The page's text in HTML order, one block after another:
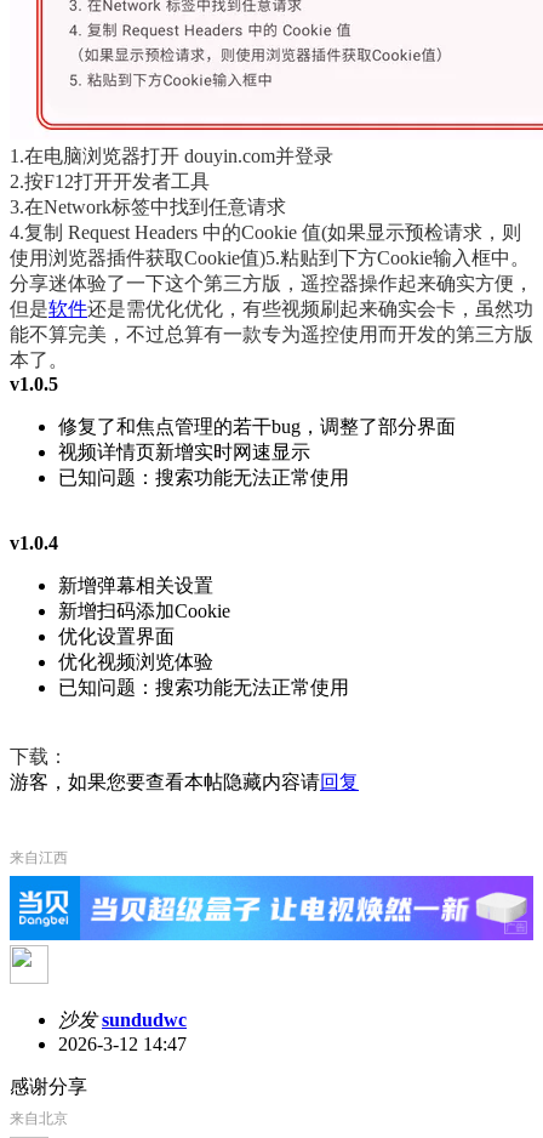
1.在电脑浏览器打开 douyin.com并登录
2.按F12打开开发者工具
3.在Network标签中找到任意请求
4.复制 Request Headers 中的Cookie 值(如果显示预检请求，则
使用浏览器插件获取Cookie值)5.粘贴到下方Cookie输入框中。
分享迷体验了一下这个第三方版，遥控器操作起来确实方便，
但是软件还是需优化优化，有些视频刷起来确实会卡，虽然功
能不算完美，不过总算有一款专为遥控使用而开发的第三方版
本了。
v1.0.5
修复了和焦点管理的若干bug，调整了部分界面
视频详情页新增实时网速显示
已知问题：搜索功能无法正常使用
v1.0.4
新增弹幕相关设置
新增扫码添加Cookie
优化设置界面
优化视频浏览体验
已知问题：搜索功能无法正常使用
下载：
游客，如果您要查看本帖隐藏内容请回复
来自江西
沙发 sundudwc
2026-3-12 14:47
感谢分享
来自北京